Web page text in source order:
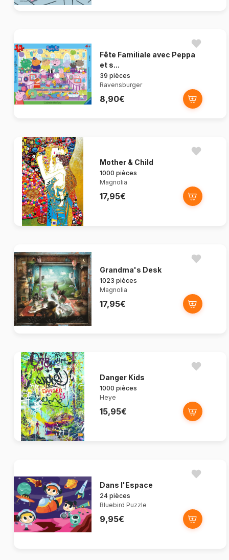
Fête Familiale avec Peppa
et s...
39 pièces
Ravensburger
8,90€
Mother & Child
1000 pièces
Magnolia
17,95€
Grandma's Desk
1023 pièces
Magnolia
17,95€
Danger Kids
1000 pièces
Heye
15,95€
Dans l'Espace
24 pièces
Bluebird Puzzle
9,95€